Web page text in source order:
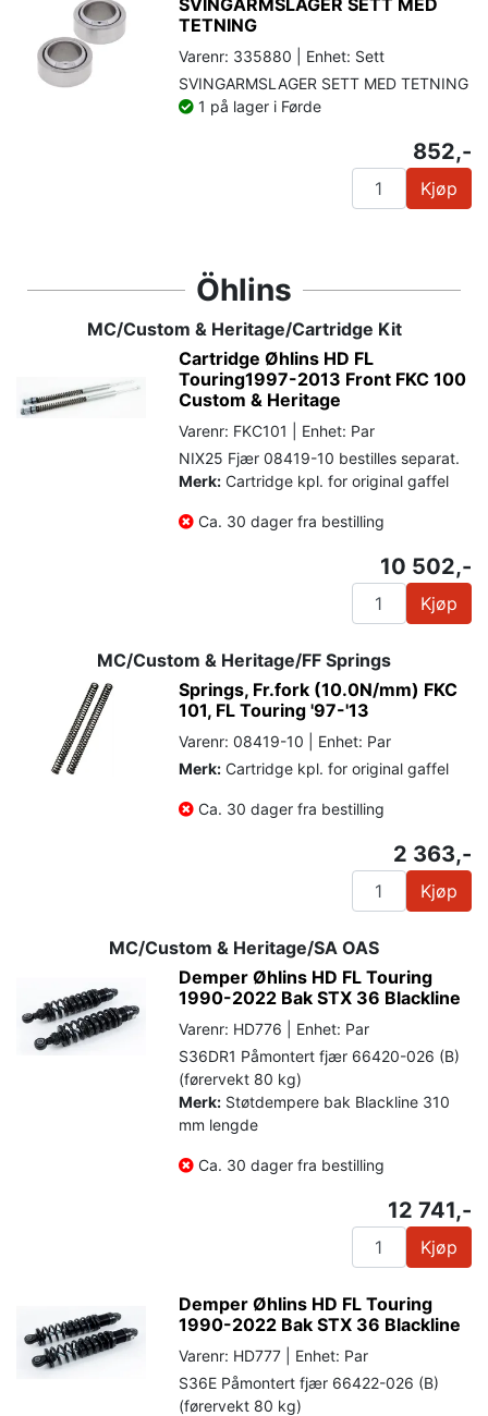
TETNING
Varenr: 335880 | Enhet: Sett
SVINGARMSLAGER SETT MED TETNING
1 på lager i Førde
852,-
Kjøp
Öhlins
MC/Custom & Heritage/Cartridge Kit
Cartridge Øhlins HD FL
Touring1997-2013 Front FKC 100
Custom & Heritage
Varenr: FKC101 | Enhet: Par
NIX25 Fjær 08419-10 bestilles separat.
Merk: Cartridge kpl. for original gaffel
Ca. 30 dager fra bestilling
10 502,-
Kjøp
MC/Custom & Heritage/FF Springs
Springs, Fr.fork (10.0N/mm) FKC
101, FL Touring '97-'13
Varenr: 08419-10 | Enhet: Par
Merk: Cartridge kpl. for original gaffel
Ca. 30 dager fra bestilling
2 363,-
Kjøp
MC/Custom & Heritage/SA OAS
Demper Øhlins HD FL Touring
1990-2022 Bak STX 36 Blackline
Varenr: HD776 | Enhet: Par
S36DR1 Påmontert fjær 66420-026 (B)
(førervekt 80 kg)
Merk: Støtdempere bak Blackline 310
mm lengde
Ca. 30 dager fra bestilling
12 741,-
Kjøp
Demper Øhlins HD FL Touring
1990-2022 Bak STX 36 Blackline
Varenr: HD777 | Enhet: Par
S36E Påmontert fjær 66422-026 (B)
(førervekt 80 kg)